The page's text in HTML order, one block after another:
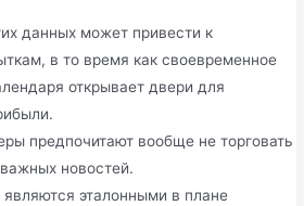
данных может привести к
в то время как своевременное
открывает двери для
предпочитают вообще не торговать
новостей.
являются эталонными в плане